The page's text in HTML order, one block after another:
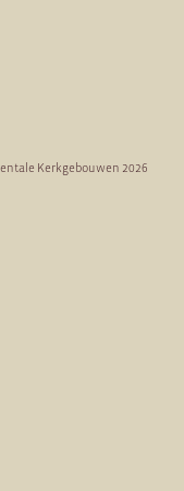
Kerkgebouwen 2026